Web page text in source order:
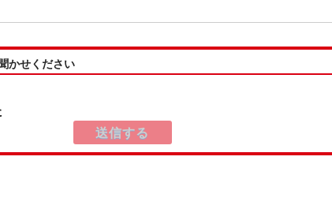
かせください